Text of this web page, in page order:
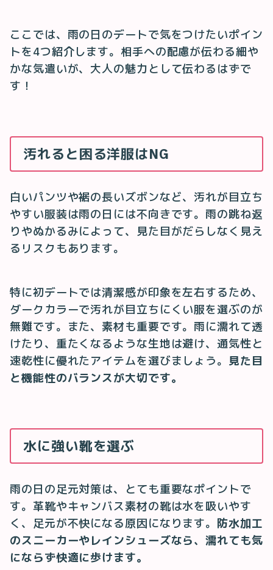
ここでは、雨の日のデートで気をつけたいポイン
トを4つ紹介します。相手への配慮が伝わる細や
かな気遣いが、大人の魅力として伝わるはずで
す！
汚れると困る洋服はNG
白いパンツや裾の長いズボンなど、汚れが目立ち
やすい服装は雨の日には不向きです。雨の跳ね返
りやぬかるみによって、見た目がだらしなく見え
るリスクもあります。
特に初デートでは清潔感が印象を左右するため、
ダークカラーで汚れが目立ちにくい服を選ぶのが
無難です。また、素材も重要です。雨に濡れて透
けたり、重たくなるような生地は避け、通気性と
速乾性に優れたアイテムを選びましょう。 見た目
と機能性のバランスが大切です。
水に強い靴を選ぶ
雨の日の足元対策は、とても重要なポイントで
す。革靴やキャンバス素材の靴は水を吸いやす
く、足元が不快になる原因になります。 防水加工
のスニーカーやレインシューズなら、濡れても気
にならず快適に歩けます。